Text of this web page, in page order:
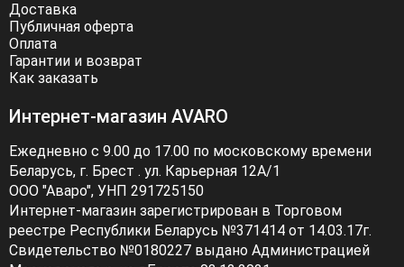
Доставка
Публичная оферта
Оплата
Гарантии и возврат
Как заказать
Интернет-магазин AVARO
Ежедневно с 9.00 до 17.00 по московскому времени
Беларусь, г. Брест . ул. Карьерная 12А/1
ООО "Аваро", УНП 291725150
Интернет-магазин зарегистрирован в Торговом
реестре Республики Беларусь №371414 от 14.03.17г.
Свидетельство №0180227 выдано Администрацией